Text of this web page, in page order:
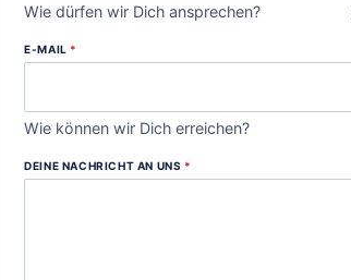
Wie dürfen wir Dich ansprechen?
E-MAIL *
Wie können wir Dich erreichen?
DEINE NACHRICHT AN UNS *